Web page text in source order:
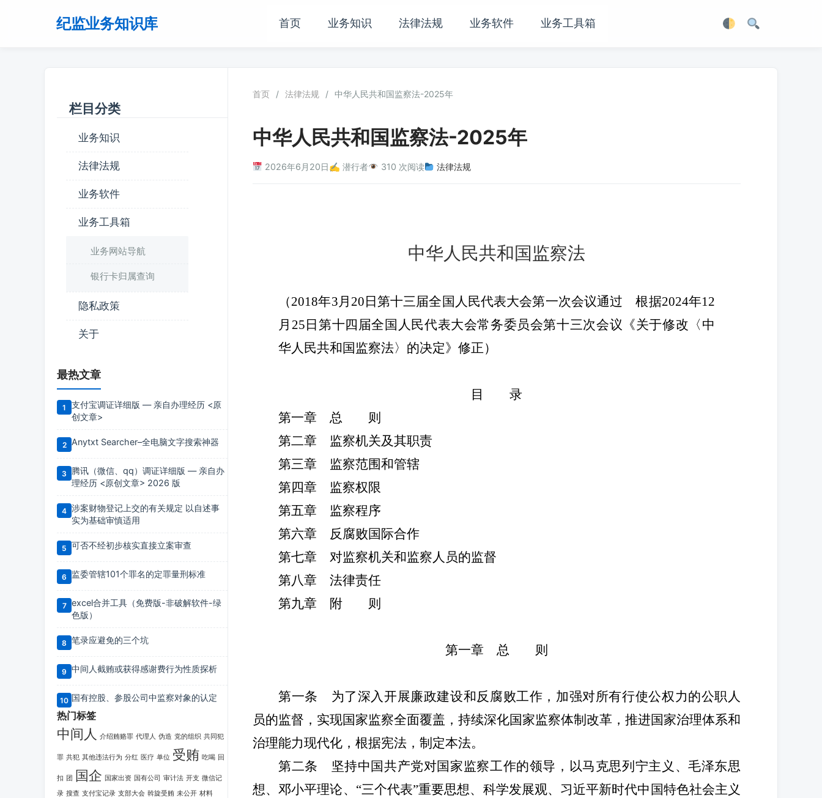
纪监业务知识库 首页 业务知识 法律法规 业务软件 业务工具箱
栏目分类
业务知识
法律法规
业务软件
业务工具箱
业务网站导航
银行卡归属查询
隐私政策
关于
最热文章
支付宝调证详细版 — 亲自办理经历 <原
创文章>
Anytxt Searcher–全电脑文字搜索神器
腾讯（微信、qq）调证详细版 — 亲自办
理经历 <原创文章> 2026 版
涉案财物登记上交的有关规定 以自述事
实为基础审慎适用
可否不经初步核实直接立案审查
监委管辖101个罪名的定罪量刑标准
excel合并工具（免费版-非破解软件-绿
色版）
笔录应避免的三个坑
中间人截贿或获得感谢费行为性质探析
国有控股、参股公司中监察对象的认定
热门标签
中间人 介绍贿赂罪 代理人 伪造 党的组织 共同犯
罪 共犯 其他违法行为 分红 医疗 单位 受贿 吃喝 回
扣 团 国企 国家出资 国有公司 审计法 开支 微信记
录 搜查 支付宝记录 支部大会 斡旋受贿 未公开 材料
首页 / 法律法规 / 中华人民共和国监察法-2025年
中华人民共和国监察法-2025年
2026年6月20日✍️ 潜行者 310 次阅读 法律法规
中华人民共和国监察法
（2018年3月 20 日第十三届全国人民代表大会第一次会议通过 根据2024年12
月 25 日第十四届全国人民代表大会常务委员会第十三次会议《关于修改〈中
华人民共和国监察法〉的决定》修正）
目 录
第一章 总 则
第二章 监察机关及其职责
第三章 监察范围和管辖
第四章 监察权限
第五章 监察程序
第六章 反腐败国际合作
第七章 对监察机关和监察人员的监督
第八章 法律责任
第九章 附 则
第一章 总 则
第一条 为了深入开展廉政建设和反腐败工作，加强对所有行使公权力的公职人
员的监督，实现国家监察全面覆盖，持续深化国家监察体制改革，推进国家治理体系和
治理能力现代化，根据宪法，制定本法。
第二条 坚持中国共产党对国家监察工作的领导，以马克思列宁主义、毛泽东思
想、邓小平理论、 “三个代表”重要思想、科学发展观、习近平新时代中国特色社会主义